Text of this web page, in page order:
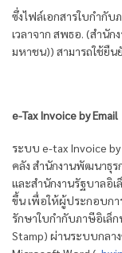
ซึ่งไฟล์เอกสารใบกำกับ
เวลาจาก สพธอ. (สำนั
มหาชน)) สามารถใช้ยื
e-Tax Invoice by Email
ระบบ e-tax Invoice
คลัง สํานักงานพัฒนาธุ
และสํานักงานรัฐบาลอิ
ขึ้น เพื่อให้ผู้ประกอบก
รักษาใบกำกับภาษีอิเล็
Stamp) ผ่านระบบกลา